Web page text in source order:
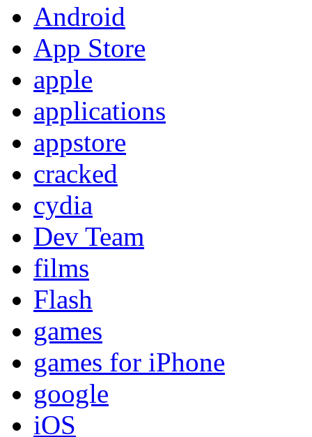
Android
App Store
apple
applications
appstore
cracked
cydia
Dev Team
films
Flash
games
games for iPhone
google
iOS